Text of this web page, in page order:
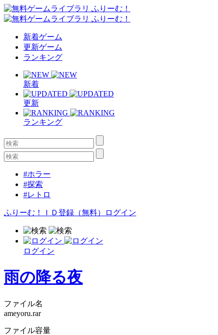
新着ゲーム
更新ゲーム
ランキング
新着
更新
ランキング
#ホラー
#探索
#レトロ
ふりーむ！ＩＤ登録（無料） ログイン
ログイン
雨の降る夜
ファイル名
ameyoru.rar
ファイル容量